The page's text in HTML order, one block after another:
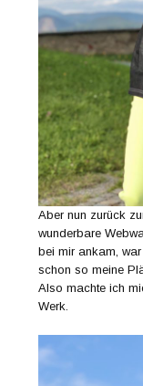
Aber nun zurück
wunderbare
bei mir ankam,
schon so meine
Also machte ich
Werk.